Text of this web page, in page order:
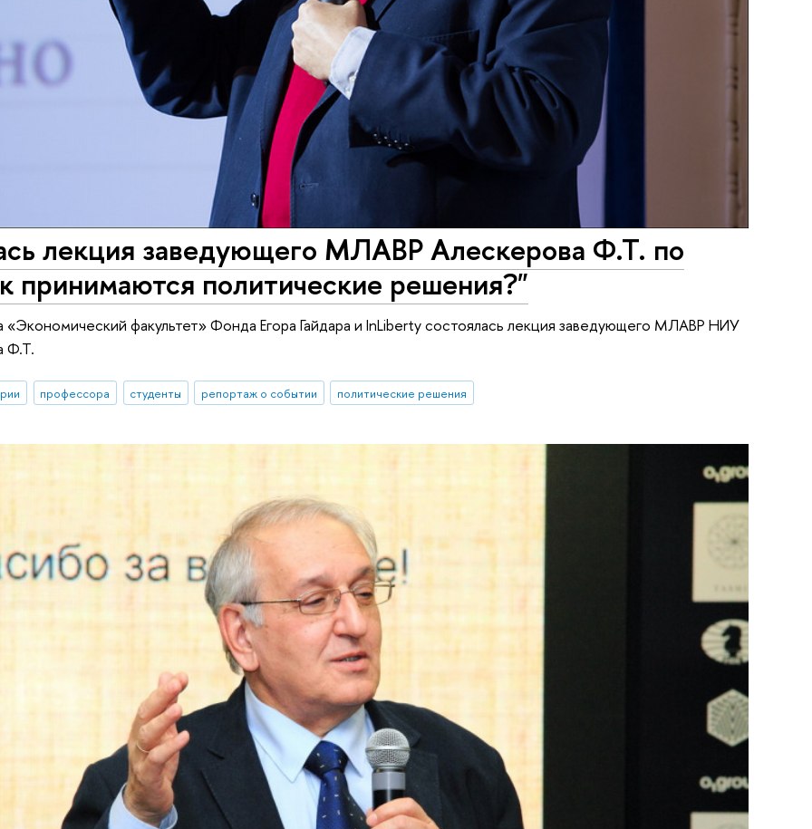
лекция заведующего МЛАВР Алескерова Ф.Т. по
принимаются политические решения?"
«Экономический факультет» Фонда Егора Гайдара и InLiberty состоялась лекция заведующего МЛАВР НИУ
Ф.Т.
профессора студенты репортаж о событии политические решения